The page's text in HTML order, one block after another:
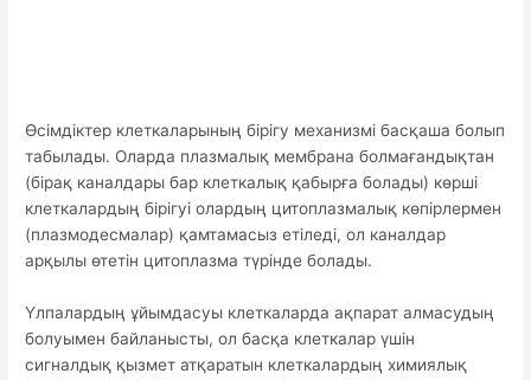
Өсімдіктер клеткаларының бірігу механизмі басқаша болып
табылады. Оларда плазмалық мембрана болмағандықтан
(бірақ каналдары бар клеткалық қабырға болады) көрші
клеткалардың бірігуі олардың цитоплазмалық көпірлермен
(плазмодесмалар) қамтамасыз етіледі, ол каналдар
арқылы өтетін цитоплазма түрінде болады.
Үлпалардың ұйымдасуы клеткаларда ақпарат алмасудың
болуымен байланысты, ол басқа клеткалар үшін
сигналдық қызмет атқаратын клеткалардың химиялық